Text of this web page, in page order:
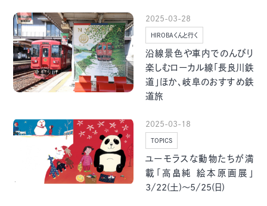
2025-03-28
HIROBAくんと行く
沿線景色や車内でのんびり
楽しむローカル線「長良川鉄
道」ほか、岐阜のおすすめ鉄
道旅
2025-03-18
TOPICS
ユーモラスな動物たちが満
載「高畠純 絵本原画展」
3/22(土)～5/25(日)